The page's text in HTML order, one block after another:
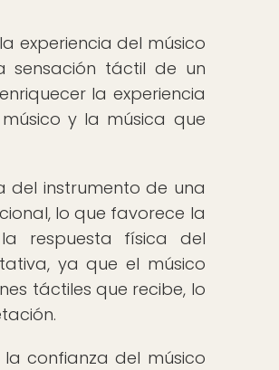
experiencia del músico
sensación táctil de un
la experiencia
y la música que
del instrumento de una
lo que favorece la
respuesta física del
ya que el músico
táctiles que recibe, lo
confianza del músico